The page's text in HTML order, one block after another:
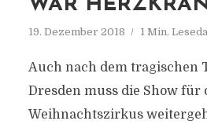
WAR
19. Dezember 2018 1 Min.
Auch nach dem tragischen
Dresden muss die Show für
Weihnachtszirkus